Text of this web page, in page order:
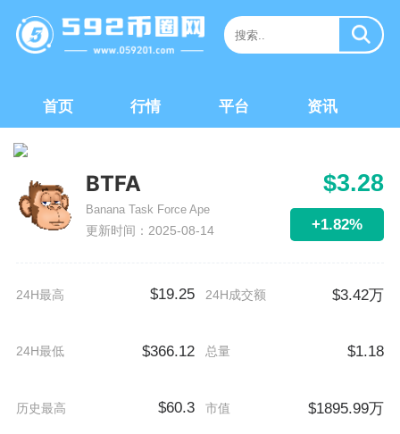
首页 行情 平台 资讯
BTFA
Banana Task Force Ape
更新时间：2025-08-14
$3.28
+1.82%
24H最高 $19.25 24H成交额 $3.42万
24H最低 $366.12 总量 $1.18
历史最高 $60.3 市值 $1895.99万